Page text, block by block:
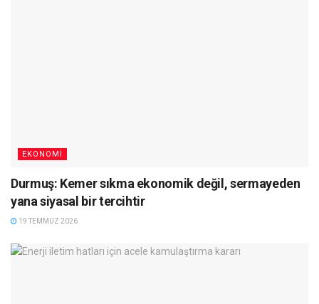
EKONOMI
Durmuş: Kemer sıkma ekonomik değil, sermayeden
yana siyasal bir tercihtir
19 TEMMUZ 2026